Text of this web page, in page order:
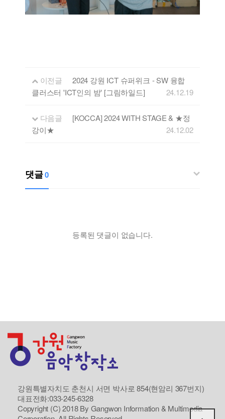
이전글
2024 강원 ICT 슈퍼위크 - SW 융합
클러스터 'ICT인의 밤' [그림하일드]
24.12.19
다음글
[KOCCA] 2024 WITH STAGE & ★정
강이★
24.12.02
댓글0
등록된 댓글이 없습니다.
강원특별자치도 춘천시 서면 박사로 854(현암리 367번지)
대표전화:033-245-6328
Copyright (C) 2018 By Gangwon Information & Multimedia